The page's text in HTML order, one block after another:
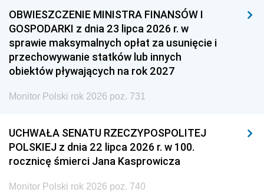
OBWIESZCZENIE MINISTRA FINANSÓW I
GOSPODARKI z dnia 23 lipca 2026 r. w
sprawie maksymalnych opłat za usunięcie i
przechowywanie statków lub innych
obiektów pływających na rok 2027
Monitor Polski rok 2026 poz. 731
UCHWAŁA SENATU RZECZYPOSPOLITEJ
POLSKIEJ z dnia 22 lipca 2026 r. w 100.
rocznicę śmierci Jana Kasprowicza
Monitor Polski rok 2026 poz. 740